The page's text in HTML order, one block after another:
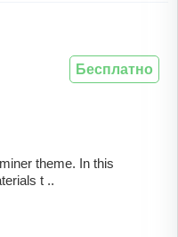
theme. In this
t ..
Бесплатно